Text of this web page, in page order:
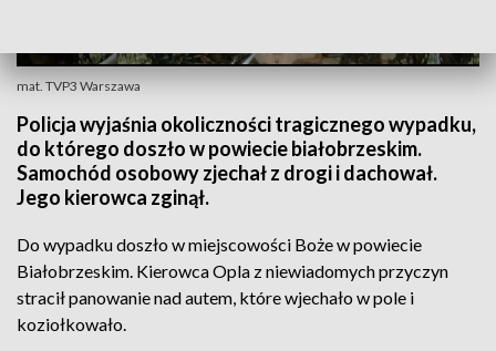
mat. TVP3 Warszawa
Policja wyjaśnia okoliczności tragicznego wypadku,
do którego doszło w powiecie białobrzeskim.
Samochód osobowy zjechał z drogi i dachował.
Jego kierowca zginął.
Do wypadku doszło w miejscowości Boże w powiecie
Białobrzeskim. Kierowca Opla z niewiadomych przyczyn
stracił panowanie nad autem, które wjechało w pole i
koziołkowało.